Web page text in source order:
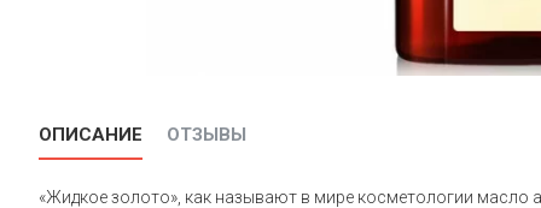
ОПИСАНИЕ ОТЗЫВЫ
«Жидкое золото», как называют в мире косметологии